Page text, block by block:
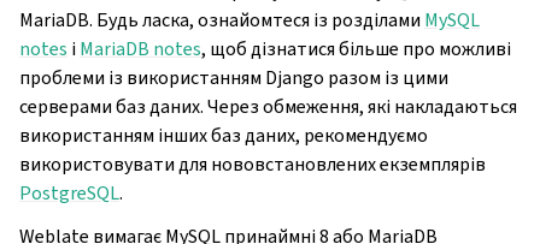
MariaDB. Будь ласка, ознайомтеся із розділами MySQL
notes іMariaDB notes, щоб дізнатися більше про можливі
проблеми із використанням Django разом із цими
серверами баз даних. Через обмеження, які накладаються
використанням інших баз даних, рекомендуємо
використовувати для нововстановлених екземплярів
PostgreSQL.
Weblate вимагає MySQL принаймні 8 або MariaDB